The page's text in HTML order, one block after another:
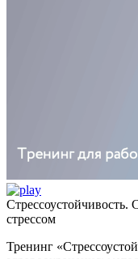
стрессом
Тренинг